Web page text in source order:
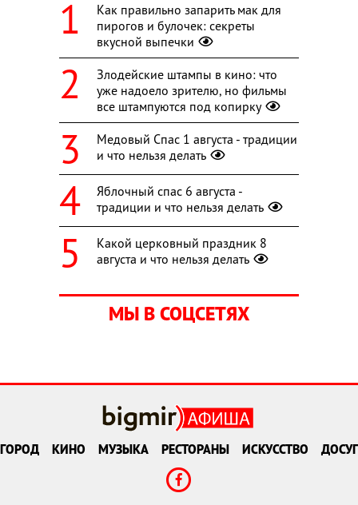
Как правильно запарить мак для
пирогов и булочек: секреты
вкусной выпечки
Злодейские штампы в кино: что
уже надоело зрителю, но фильмы
все штампуются под копирку
Медовый Спас 1 августа - традиции
и что нельзя делать
Яблочный спас 6 августа -
традиции и что нельзя делать
Какой церковный праздник 8
августа и что нельзя делать
МЫ В СОЦСЕТЯХ
ГОРОД КИНО МУЗЫКА РЕСТОРАНЫ ИСКУССТВО ДОСУГ